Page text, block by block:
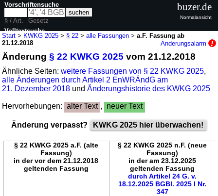
Start > KWKG 2025 > § 22 >alle Fassungen >a.F. Fassung ab
21.12.2018
Änderungsalarm
Änderung§ 22 KWKG 2025 vom 21.12.2018
Ähnliche Seiten:weitere Fassungen von § 22 KWKG 2025,
alle Änderungen durch Artikel 2 EnWRÄndG am
21. Dezember 2018 undÄnderungshistorie des KWKG 2025
Hervorhebungen: alter Text , neuer Text
Änderung verpasst? KWKG 2025 hier überwachen!
§ 22 KWKG 2025 a.F. (alte
Fassung)
in der vor dem 21.12.2018
geltenden Fassung
§ 22 KWKG 2025 n.F. (neue
Fassung)
in der am 23.12.2025
geltenden Fassung
durch Artikel 24 G. v.
18.12.2025 BGBl. 2025 I Nr.
347
Vorschriftensuche
§ / Art.
Gesetz
Volltextsuche
buzer.de
Normalansicht